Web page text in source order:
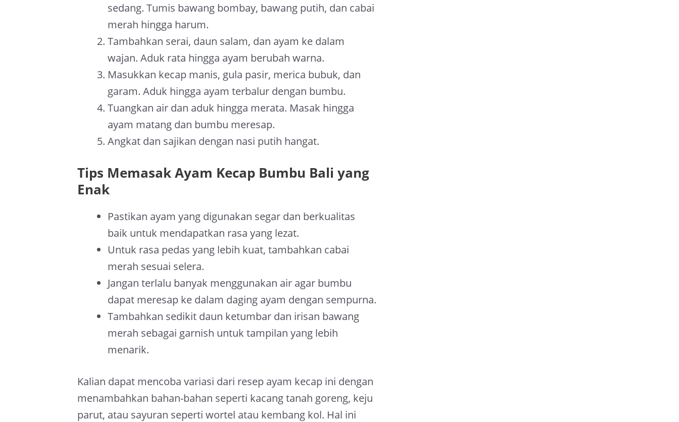
sedang. Tumis bawang bombay, bawang putih, dan cabai
merah hingga harum.
Tambahkan serai, daun salam, dan ayam ke dalam
wajan. Aduk rata hingga ayam berubah warna.
Masukkan kecap manis, gula pasir, merica bubuk, dan
garam. Aduk hingga ayam terbalur dengan bumbu.
Tuangkan air dan aduk hingga merata. Masak hingga
ayam matang dan bumbu meresap.
Angkat dan sajikan dengan nasi putih hangat.
Tips Memasak Ayam Kecap Bumbu Bali yang
Enak
Pastikan ayam yang digunakan segar dan berkualitas
baik untuk mendapatkan rasa yang lezat.
Untuk rasa pedas yang lebih kuat, tambahkan cabai
merah sesuai selera.
Jangan terlalu banyak menggunakan air agar bumbu
dapat meresap ke dalam daging ayam dengan sempurna.
Tambahkan sedikit daun ketumbar dan irisan bawang
merah sebagai garnish untuk tampilan yang lebih
menarik.
Kalian dapat mencoba variasi dari resep ayam kecap ini dengan
menambahkan bahan-bahan seperti kacang tanah goreng, keju
parut, atau sayuran seperti wortel atau kembang kol. Hal ini